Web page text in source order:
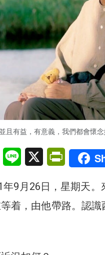
且有益，有意義，我們都會懷念
LinkedInLine X
9月26日，星期天
等着，由他帶路。認